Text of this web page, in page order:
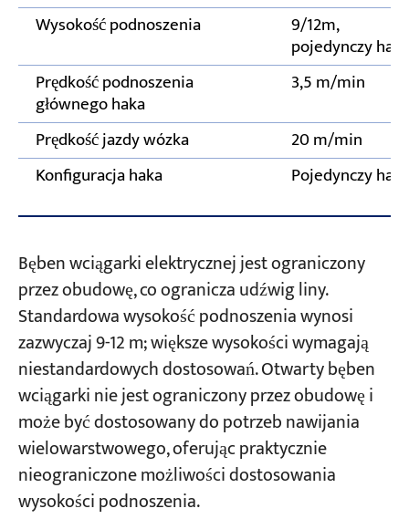
Wysokość podnoszenia
9/12m,
pojedynczy hak
Prędkość podnoszenia
głównego haka
3,5 m/min
Prędkość jazdy wózka
20 m/min
Konfiguracja haka
Pojedynczy hak
Bęben wciągarki elektrycznej jest ograniczony
przez obudowę, co ogranicza udźwig liny.
Standardowa wysokość podnoszenia wynosi
zazwyczaj 9-12 m; większe wysokości wymagają
niestandardowych dostosowań. Otwarty bęben
wciągarki nie jest ograniczony przez obudowę i
może być dostosowany do potrzeb nawijania
wielowarstwowego, oferując praktycznie
nieograniczone możliwości dostosowania
wysokości podnoszenia.